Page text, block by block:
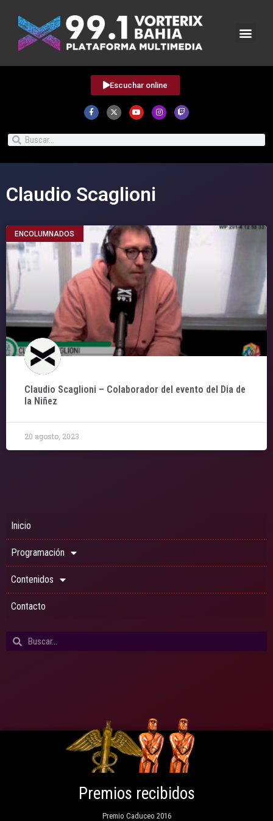
Escuchar online
Claudio Scaglioni
ENCOLUMNADOS
Claudio Scaglioni – Colaborador del evento del Dia de
la Niñez
20 agosto, 2023
Inicio
Programación
Contenidos
Contacto
Premios recibidos
Premio Caduceo 2016